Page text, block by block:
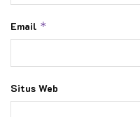
Email *
Situs Web